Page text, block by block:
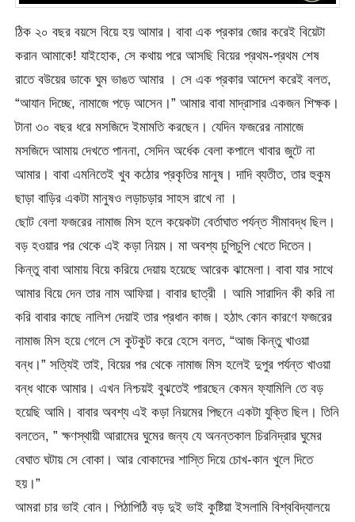
ঠিক ২০ বছর বয়সে বিয়ে হয় আমার। বাবা এক প্রকার জোর করেই বিয়েটা
করান আমাকে! যাইহোক, সে কথায় পরে আসছি বিয়ের প্রথম-প্রথম শেষ
রাতে বউয়ের ডাকে ঘুম ভাঙত আমার । সে এক প্রকার আদেশ করেই বলত,
“আযান দিচ্ছে, নামাজে পড়ে আসেন।” আমার বাবা মাদ্রাসার একজন শিক্ষক।
টানা ৩০ বছর ধরে মসজিদে ইমামতি করছেন। যেদিন ফজরের নামাজে
মসজিদে আমায় দেখতে পাননা, সেদিন অর্ধেক বেলা কপালে খাবার জুটে না
আমার। বাবা এমনিতেই খুব কঠোর প্রকৃতির মানুষ। দাদি ব্যতীত, তার হুকুম
ছাড়া বাড়ির একটা মানুষও লড়াচড়ার সাহস রাখে না ।
ছোট বেলা ফজরের নামাজ মিস হলে কয়েকটা বের্তাঘাত পর্যন্ত সীমাবদ্ধ ছিল।
বড় হওয়ার পর থেকে এই কড়া নিয়ম। মা অবশ্য চুপিচুপি খেতে দিতেন।
কিন্তু বাবা আমায় বিয়ে করিয়ে দেয়ায় হয়েছে আরেক ঝামেলা। বাবা যার সাথে
আমার বিয়ে দেন তার নাম আফিয়া। বাবার ছাত্রী । আমি সারাদিন কী করি না
করি বাবার কাছে নালিশ দেয়াই তার প্রধান কাজ। হঠাৎ কোন কারণে ফজরের
নামাজ মিস হয়ে গেলে সে কুটকুট করে হেসে বলত, “আজ কিন্তু খাওয়া
বন্ধ।” সত্যিই তাই, বিয়ের পর থেকে নামাজ মিস হলেই দুপুর পর্যন্ত খাওয়া
বন্ধ থাকে আমার। এখন নিশ্চয়ই বুঝতেই পারছেন কেমন ফ্যামিলি তে বড়
হয়েছি আমি। বাবার অবশ্য এই কড়া নিয়মের পিছনে একটা যুক্তি ছিল। তিনি
বলতেন, ” ক্ষণস্থায়ী আরামের ঘুমের জন্য যে অনন্তকাল চিরনিদ্রার ঘুমের
বেঘাত ঘটায় সে বোকা। আর বোকাদের শাস্তি দিয়ে চোখ-কান খুলে দিতে
হয়।”
আমরা চার ভাই বোন। পিঠাপিঠি বড় দুই ভাই কুষ্টিয়া ইসলামি বিশ্ববিদ্যালয়ে